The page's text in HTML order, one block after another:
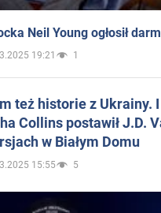
Neil Young ogłosił
19:21 1
też historie z Ukrainy.
Collins postawił J.D.
w Białym Domu
15:55 5